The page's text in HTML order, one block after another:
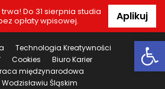
Do 31 sierpnia studia
opłaty wpisowej.
Aplikuj
Technologia Kreatywności
Cookies
Biuro Karier
międzynarodowa
Wodzisławiu Śląskim